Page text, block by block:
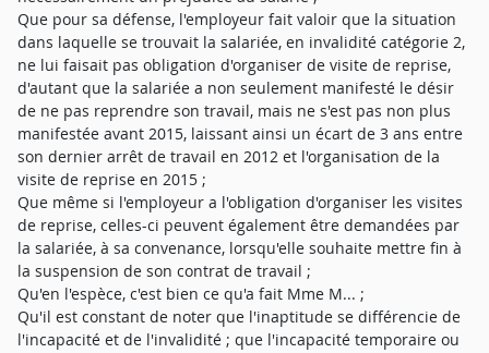
Que pour sa défense, l'employeur fait valoir que la situation
dans laquelle se trouvait la salariée, en invalidité catégorie 2,
ne lui faisait pas obligation d'organiser de visite de reprise,
d'autant que la salariée a non seulement manifesté le désir
de ne pas reprendre son travail, mais ne s'est pas non plus
manifestée avant 2015, laissant ainsi un écart de 3 ans entre
son dernier arrêt de travail en 2012 et l'organisation de la
visite de reprise en 2015 ;
Que même si l'employeur a l'obligation d'organiser les visites
de reprise, celles-ci peuvent également être demandées par
la salariée, à sa convenance, lorsqu'elle souhaite mettre fin à
la suspension de son contrat de travail ;
Qu'en l'espèce, c'est bien ce qu'a fait Mme M... ;
Qu'il est constant de noter que l'inaptitude se différencie de
l'incapacité et de l'invalidité ; que l'incapacité temporaire ou